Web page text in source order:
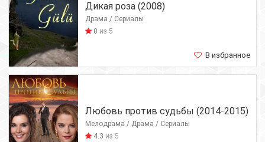
Дикая роза (2008)
Драма / Сериалы
0 из 5
В избранное
Любовь против судьбы (2014-2015)
Мелодрама / Драма / Сериалы
4.3 из 5